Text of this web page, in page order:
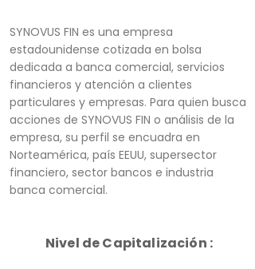
SYNOVUS FIN es una empresa
estadounidense cotizada en bolsa
dedicada a banca comercial, servicios
financieros y atención a clientes
particulares y empresas. Para quien busca
acciones de SYNOVUS FIN o análisis de la
empresa, su perfil se encuadra en
Norteamérica, país EEUU, supersector
financiero, sector bancos e industria
banca comercial.
Nivel de Capitalización :